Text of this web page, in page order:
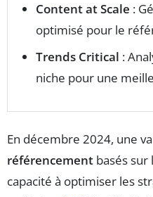
Content at Scale :
optimisé pour le
Trends Critical :
niche pour une
En décembre 2024, une
référencement basés sur
capacité à optimiser les